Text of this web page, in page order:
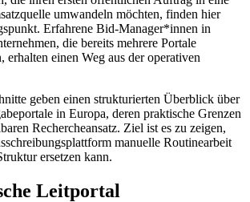
umwandeln möchten, finden hier
Erfahrene Bid-Manager*innen in
die bereits mehrere Portale
erhalten einen Weg aus der operativen
geben einen strukturierten Überblick über
in Europa, deren praktische Grenzen
Rechercheansatz. Ziel ist es zu zeigen,
manuelle Routinearbeit
ersetzen kann.
Leitportal